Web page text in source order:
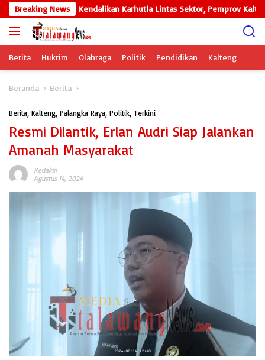
Langsung
ke
konten
Breaking News
Nusa Kendalikan Karhutla Lintas Sektor, Pemprov Kalteng
Berita Hukrim Olahraga Politik Pendidikan Kalteng
Beranda Berita
Berita Kalteng Palangka Raya Politik Terkini
Resmi Dilantik, Erlan Audri Siap Jalankan
Amanah Masyarakat
Redaksi
Agustus 14, 2024